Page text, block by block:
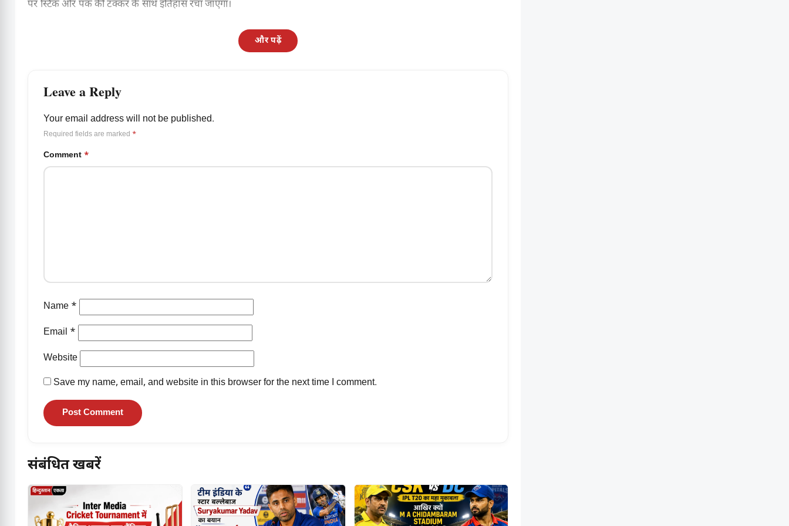
पर स्टिक और पक की टक्कर के साथ इतिहास रचा जाएगा।
और पढ़ें
Leave a Reply
Your email address will not be published.
Required fields are marked *
Comment *
Name *
Email *
Website
Save my name, email, and website in this browser for the next time I comment.
संबंधित खबरें